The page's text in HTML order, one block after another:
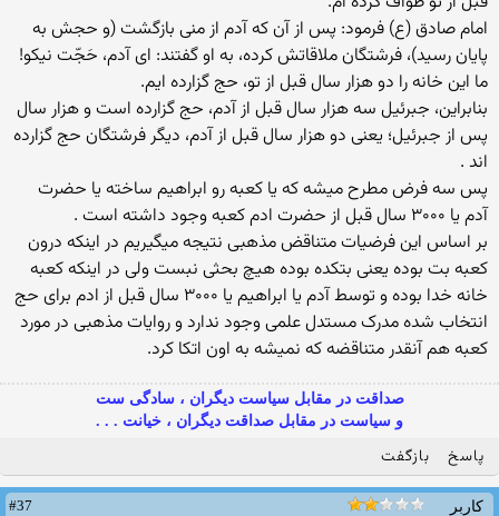
امام صادق (ع) فرمود: پس از آن که آدم از منی بازگشت (و حجش به
پایان رسید)، فرشتگان ملاقاتش کرده، به او گفتند: ای آدم، حَجّت نیکو!
ما این خانه را دو هزار سال قبل از تو، حج گزارده ایم.
بنابراین، جبرئیل سه هزار سال قبل از آدم، حج گزارده است و هزار سال
پس از جبرئیل؛ یعنی دو هزار سال قبل از آدم، دیگر فرشتگان حج گزارده
اند .
پس سه فرض مطرح میشه که یا کعبه رو ابراهیم ساخته یا حضرت
آدم یا ۳۰۰۰ سال قبل از حضرت ادم کعبه وجود داشته است .
بر اساس این فرضیات متناقض مذهبی نتیجه میگیریم در اینکه درون
کعبه بت بوده یعنی بتکده بوده هیچ بحثی نبست ولی در اینکه کعبه
خانه خدا بوده و توسط آدم یا ابراهیم یا ۳۰۰۰ سال قبل از ادم برای حج
انتخاب شده مدرک مستدل علمی وجود ندارد و روایات مذهبی در مورد
کعبه هم آنقدر متناقضه که نمیشه به اون اتکا کرد.
صداقت در مقابل سیاست دیگران ، سادگی ست
و سیاست در مقابل صداقت دیگران ، خیانت . . .
پاسخ بازگفت
کاربر
#37